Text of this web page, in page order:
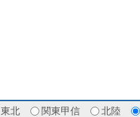
東北 関東甲信 北陸